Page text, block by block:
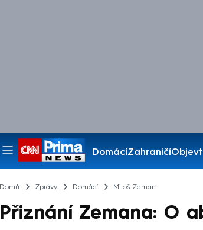
DomácíZahraničí
Pořady
Domů Zprávy Domácí Miloš Zeman
Přiznání Zemana: O